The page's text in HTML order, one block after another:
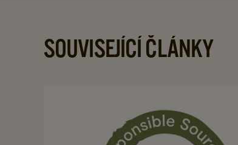
SOUVISEJÍCÍ ČLÁNKY